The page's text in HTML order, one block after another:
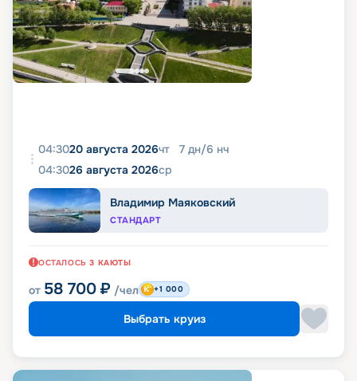
04:3020 августа 2026чт 7 дн/6 нч
04:3026 августа 2026ср
Владимир Маяковский
СТАНДАРТ
ОСТАЛОСЬ 3 КАЮТЫ
от 58 700 ₽ /чел +1 000
Выбрать круиз